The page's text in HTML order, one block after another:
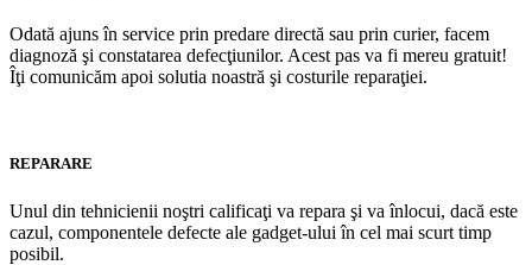
Odată ajuns în service prin predare directă sau prin curier, facem
diagnoză şi constatarea defecţiunilor. Acest pas va fi mereu gratuit!
Îţi comunicăm apoi solutia noastră şi costurile reparaţiei.
REPARARE
Unul din tehnicienii noştri calificaţi va repara şi va înlocui, dacă este
cazul, componentele defecte ale gadget-ului în cel mai scurt timp
posibil.